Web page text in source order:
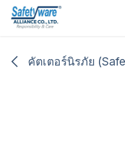
Skip to Content
คัตเตอร์นิรภัย